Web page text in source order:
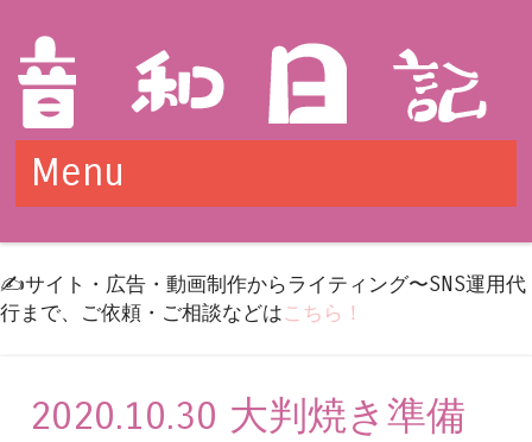
Menu
✍️サイト・広告・動画制作からライティング〜SNS運用代
行まで、ご依頼・ご相談などはこちら！
2020.10.30 大判焼き準備